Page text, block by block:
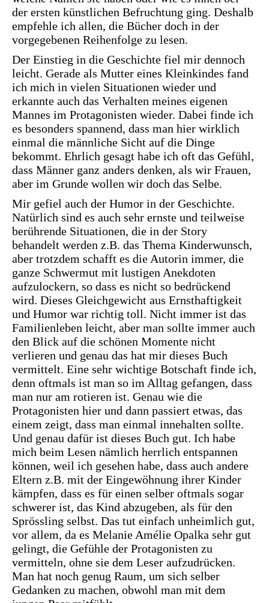
der ersten künstlichen Befruchtung ging. Deshalb
empfehle ich allen, die Bücher doch in der
vorgegebenen Reihenfolge zu lesen.
Der Einstieg in die Geschichte fiel mir dennoch
leicht. Gerade als Mutter eines Kleinkindes fand
ich mich in vielen Situationen wieder und
erkannte auch das Verhalten meines eigenen
Mannes im Protagonisten wieder. Dabei finde ich
es besonders spannend, dass man hier wirklich
einmal die männliche Sicht auf die Dinge
bekommt. Ehrlich gesagt habe ich oft das Gefühl,
dass Männer ganz anders denken, als wir Frauen,
aber im Grunde wollen wir doch das Selbe.
Mir gefiel auch der Humor in der Geschichte.
Natürlich sind es auch sehr ernste und teilweise
berührende Situationen, die in der Story
behandelt werden z.B. das Thema Kinderwunsch,
aber trotzdem schafft es die Autorin immer, die
ganze Schwermut mit lustigen Anekdoten
aufzulockern, so dass es nicht so bedrückend
wird. Dieses Gleichgewicht aus Ernsthaftigkeit
und Humor war richtig toll. Nicht immer ist das
Familienleben leicht, aber man sollte immer auch
den Blick auf die schönen Momente nicht
verlieren und genau das hat mir dieses Buch
vermittelt. Eine sehr wichtige Botschaft finde ich,
denn oftmals ist man so im Alltag gefangen, dass
man nur am rotieren ist. Genau wie die
Protagonisten hier und dann passiert etwas, das
einem zeigt, dass man einmal innehalten sollte.
Und genau dafür ist dieses Buch gut. Ich habe
mich beim Lesen nämlich herrlich entspannen
können, weil ich gesehen habe, dass auch andere
Eltern z.B. mit der Eingewöhnung ihrer Kinder
kämpfen, dass es für einen selber oftmals sogar
schwerer ist, das Kind abzugeben, als für den
Sprössling selbst. Das tut einfach unheimlich gut,
vor allem, da es Melanie Amélie Opalka sehr gut
gelingt, die Gefühle der Protagonisten zu
vermitteln, ohne sie dem Leser aufzudrücken.
Man hat noch genug Raum, um sich selber
Gedanken zu machen, obwohl man mit dem